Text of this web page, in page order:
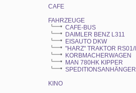
CAFE
FAHRZEUGE
CAFE-BUS
DAIMLER BENZ L311
EISAUTO DKW
"HARZ" TRAKTOR RS01/II
KORBMACHERWAGEN
MAN 780HK KIPPER
SPEDITIONSANHÄNGER
KINO